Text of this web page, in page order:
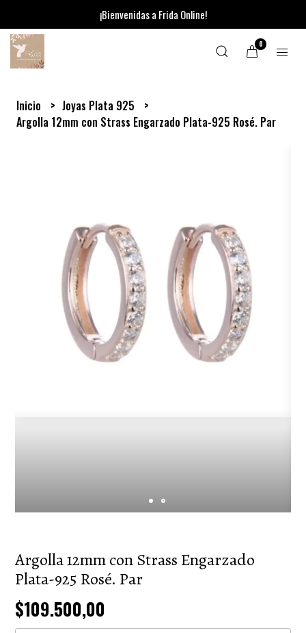
¡Bienvenidas a Frida Online!
0
Inicio
Joyas Plata 925
Argolla 12mm con Strass Engarzado Plata-925 Rosé. Par
Argolla 12mm con Strass Engarzado
Plata-925 Rosé. Par
$109.500,00